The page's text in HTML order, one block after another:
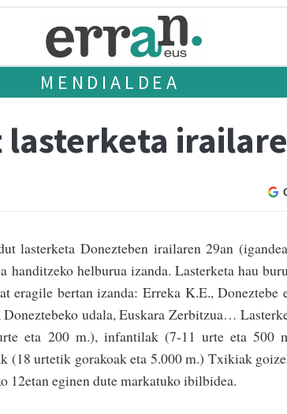
MENDIALDEA
lasterketa
lasterketa Donezteben irailaren 29an
handitzeko helburua izanda. Lasterketa hau
eragile bertan izanda: Erreka K.E., Doneztebe
udala, Euskara Zerbitzua…
eta 200 m.), infantilak (7-11 urte eta 500
(18 urtetik gorakoak eta 5.000 m.) Txikiak
12etan eginen dute markatuko ibilbidea.